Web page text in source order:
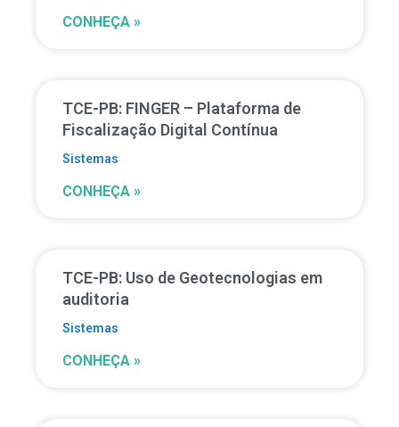
CONHEÇA »
TCE-PB: FINGER – Plataforma de
Fiscalização Digital Contínua
Sistemas
CONHEÇA »
TCE-PB: Uso de Geotecnologias em
auditoria
Sistemas
CONHEÇA »